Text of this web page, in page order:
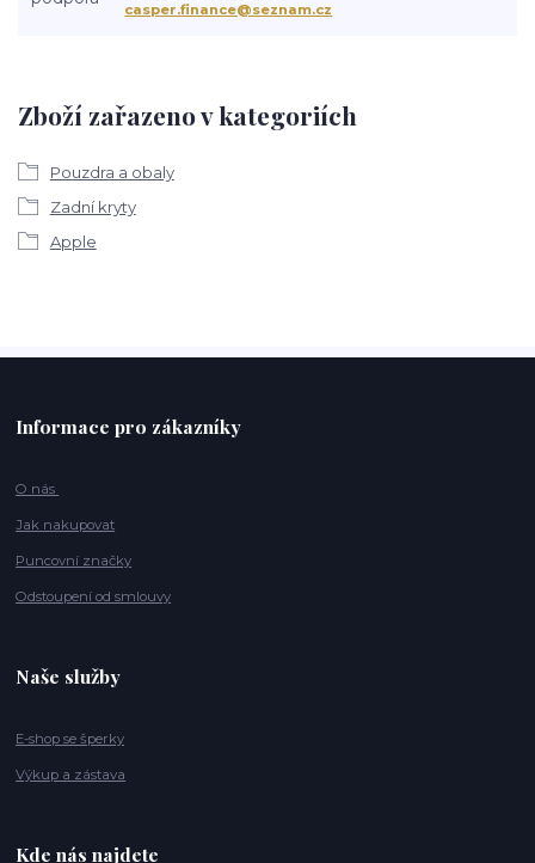
Zboží zařazeno v kategoriích
Pouzdra a obaly
Zadní kryty
Apple
casper.finance@seznam.cz
Informace pro zákazníky
O nás
Jak nakupovat
Puncovní značky
Odstoupení od smlouvy
Naše služby
E-shop se šperky
Výkup a zástava
Kde nás najdete